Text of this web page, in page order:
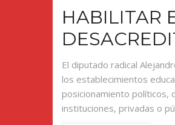
HABILITAR
El diputado radical
los establecimientos
posicionamiento políticos,
instituciones, privadas o